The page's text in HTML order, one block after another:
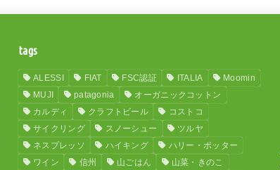
tags
ALESSI FIAT FSC認証 ITALIA
Moomin
MUJI
patagonia
オーガニックコットン
カルディ
クラフトビール
コストコ
サイクリング
スノーシュー
ツルヤ
ネスプレッソ
ハイキング
ハリー・ポッター
ワイン
信州 山ごはん
山菜・きのこ